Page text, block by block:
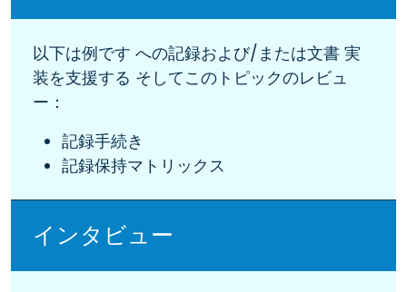
以下は例です への記録および/または文書 実
装を支援する そしてこのトピックのレビュ
ー：
記録手続き
記録保持マトリックス
インタビュー